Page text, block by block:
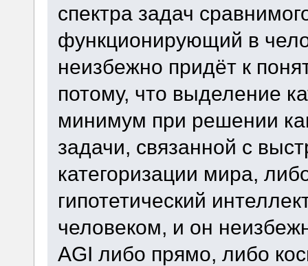
спектра задач
функционирующий в
неизбежно придёт к
потому, что выделение
минимум при решении
задачи, связанной с
категоризации мира,
гипотетический
человеком, и он
AGI либо прямо, либо